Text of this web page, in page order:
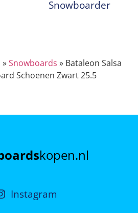
Snowboarder
»Snowboards » Bataleon Salsa
Schoenen Zwart 25.5
kopen.nl
Instagram